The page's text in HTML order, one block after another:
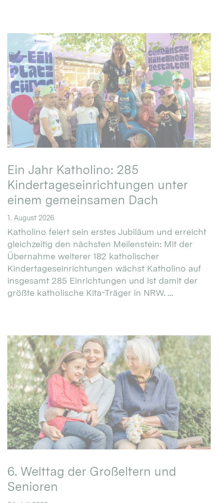
Ein Jahr Katholino: 285
Kindertageseinrichtungen unter
einem gemeinsamen Dach
1. August 2026
Katholino feiert sein erstes Jubiläum und erreicht
gleichzeitig den nächsten Meilenstein: Mit der
Übernahme weiterer 182 katholischer
Kindertageseinrichtungen wächst Katholino auf
insgesamt 285 Einrichtungen und ist damit der
größte katholische Kita-Träger in NRW. ...
6. Welttag der Großeltern und
Senioren